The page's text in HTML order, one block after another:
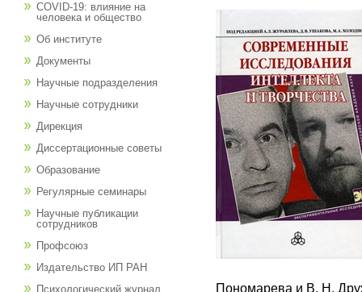
Пономарева и В. Н.
COVID-19: влияние на
человека и общество
Об институте
Документы
Научные подразделения
Научные сотрудники
Дирекция
Диссертационные советы
Образование
Регулярные семинары
Научные публикации
сотрудников
Профсоюз
Издательство ИП РАН
Психологический журнал